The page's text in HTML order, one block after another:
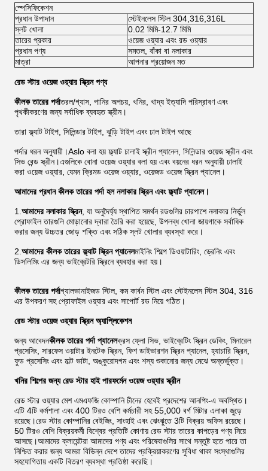
স্পেসিফিকেশন
প্রধান উপাদান
স্টেইনলেস স্টিল 304,316,316L
স্লট খোলা
0.02 মিমি-12.7 মিমি
তারের প্রকার
ওয়েজ ওয়্যার এবং রড ওয়্যার
প্রধান পণ্য
সমতল, বাঁকা বা নলাকার
মাত্রা
আপনার প্রয়োজন মত
রেড স্টার ওয়েজ ওয়্যার স্ক্রিন পণ্য
কীলক তারের পর্দাতরল/গ্যাস, পানির অপচয়, খনির, খাদ্য ইত্যাদি পরিস্রাবণ এবং
পৃথকীকরণের জন্য সর্বাধিক ব্যবহৃত স্ক্রীন।
তারা ফ্ল্যাট টাইপ, সিলিন্ডার টাইপ, ঝুড়ি টাইপ এবং ঢাল টাইপ আছে
পর্দার ধরন অনুযায়ী।Aslo বলা হয় ফ্ল্যাট ঢালাই স্ক্রীন প্যানেল, সিলিন্ডার ওয়েজ স্ক্রীন এবং
সিভ বেন্ড স্ক্রীন।এগুলিকে বোনা ওয়েজ ওয়্যার বলা হয় এবং বয়নের ধরন অনুযায়ী ঢালাই
করা ওয়েজ ওয়্যার, যেমন ক্রিমড ওয়েজ ওয়্যার, ওয়েজড ওয়েজ স্ক্রিন প্যানেল।
আমাদের প্রধান কীলক তারের পর্দা হল নলাকার স্ক্রিন এবং ফ্ল্যাট প্যানেল।
1. আমাদের নলাকার স্ক্রিন, যা অনুদৈর্ঘ্য স্থাপিত সমর্থন রডগুলির চারপাশে নলাকার নির্ভুল
প্রোফাইল তারগুলি মোড়ানোর দ্বারা তৈরি করা হয়েছে, উপলব্ধ খোলা জায়গাকে সর্বাধিক
করার জন্য উচ্চতর জোড় শক্তি এবং সঠিক স্লট খোলার ব্যবস্থা করে।
2. আমাদের কীলক তারের ফ্ল্যাট স্ক্রিন প্যানেলমাইনিং শিল্পে ডিওয়াটারিং, ড্রেনিং এবং
ডিসলিমিং এর জন্য ভাইব্রেটরি স্ক্রিনে ব্যবহার করা হয়।
কীলক তারের পর্দাগ্যালভানাইজড স্টিল, কম কার্বন স্টিল এবং স্টেইনলেস স্টিল 304, 316
এর উপকরণ সহ প্রোফাইল ওয়্যার এবং সাপোর্ট রড নিয়ে গঠিত।
রেড স্টার ওয়েজ ওয়্যার স্ক্রিন অ্যাপ্লিকেশন
জন্য আবেদনকীলক তারের পর্দা প্যানেলক্রস ফ্লো সিভ, ভাইব্রেটিং স্ক্রিন ডেকিং, মিনারেল
প্রসেসিং, সারফেস ওয়াটার ইনটেক স্ক্রিন, ফিশ ডাইভারশন স্ক্রিন প্যানেল, হ্যাচারি স্ক্রিন,
ফুড প্রসেসিং এবং মাল্ট ভাটা, অঙ্কুরোদগম এবং শস্য শুকানোর জন্য মেঝে অন্তর্ভুক্ত।
খনির শিল্পের জন্য রেড স্টার হাই পারফর্মেন ​​ওয়েজ ওয়্যার স্ক্রীন
রেড স্টার ওয়্যার মেশ এমএফজি কোম্পানি চীনের হেবেই প্রদেশের আনপিং-এ অবস্থিত।
এটি 4টি কর্মশালা এবং 400 টিরও বেশি কর্মচারী সহ 55,000 বর্গ মিটার এলাকা জুড়ে
রয়েছে।রেড স্টার কোম্পানির বেইজিং, সাংহাই এবং ঝেংঝুতে 3টি বিক্রয় অফিস রয়েছে।
50 টিরও বেশি বিক্রয়কর্মী বিশ্বের প্রতিটি কোণায় রেড স্টার তারের কাপড়ের পণ্য নিয়ে
আসছে।আমাদের ক্লায়েন্টরা আমাদের পণ্য এবং পরিষেবাগুলির সাথে সন্তুষ্ট হতে পারে তা
নিশ্চিত করার জন্য আমরা বিভিন্ন দেশে তাদের প্রক্রিয়াকরণের সুবিধা থাকা সংস্থাগুলির
সহযোগিতায় একটি বিতরণ ব্যবস্থা প্রতিষ্ঠা করেছি।